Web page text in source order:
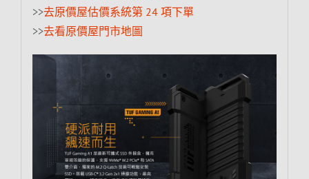
>>去原價屋估價系統第 24 項下單
>>去看原價屋門市地圖